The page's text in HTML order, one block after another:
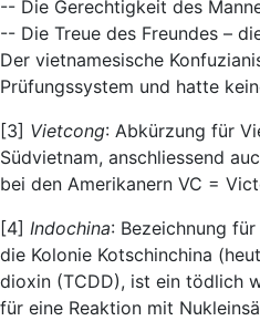
-- Die Gerechtigkeit des
-- Die Treue des Freundes –
Der vietnamesische
Prüfungssystem und hatte
[3] Vietcong: Abkürzung für
Südvietnam, anschliessend
bei den Amerikanern VC =
[4] Indochina: Bezeichnung
die Kolonie Kotschinchina
dioxin (TCDD), ist ein tödlich
für eine Reaktion mit